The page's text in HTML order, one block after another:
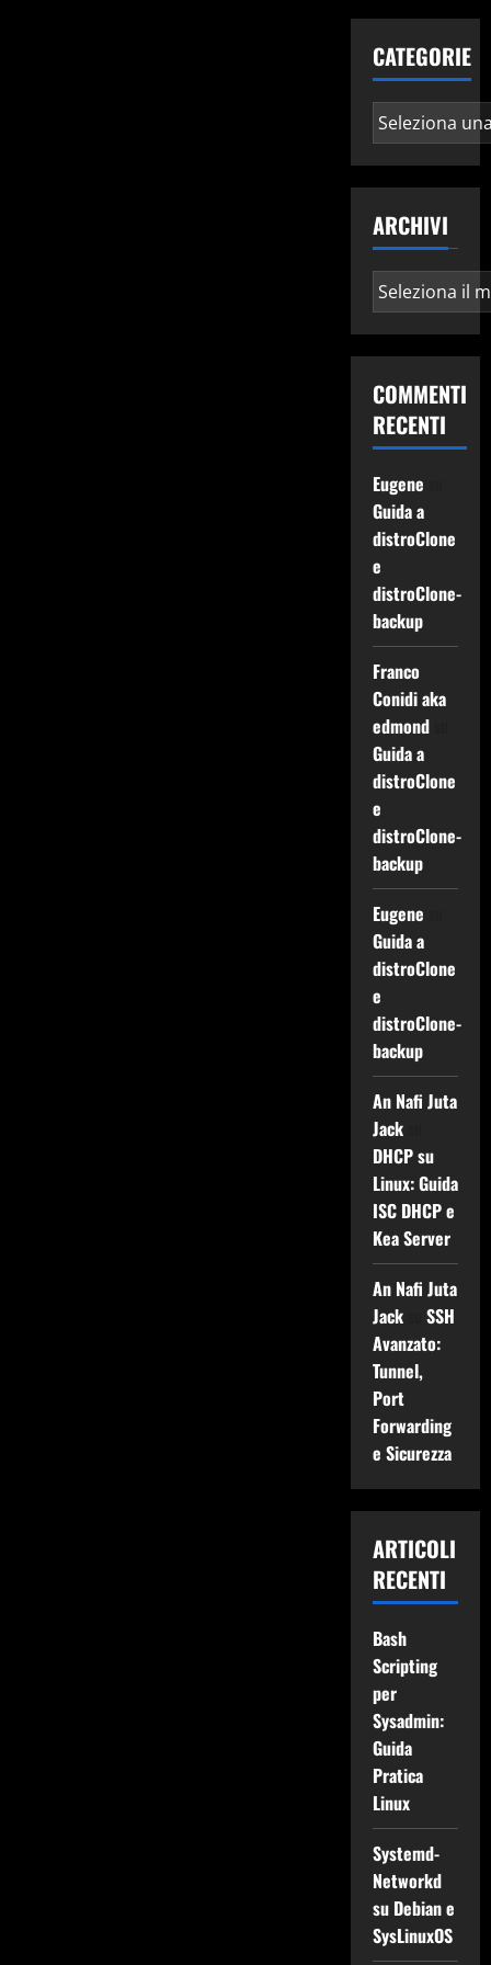
CATEGORIE
Categorie
ARCHIVI
Archivi
COMMENTI
RECENTI
Eugene
Guida a
distroClone
e
distroClone-
backup
Franco
Conidi aka
edmondsu
Guida a
distroClone
e
distroClone-
backup
Eugene
Guida a
distroClone
e
distroClone-
backup
An Nafi Juta
Jacksu
DHCP su
Linux: Guida
ISC DHCP e
Kea Server
An Nafi Juta
Jacksu SSH
Avanzato:
Tunnel,
Port
Forwarding
e Sicurezza
ARTICOLI
RECENTI
Bash
Scripting
per
Sysadmin:
Guida
Pratica
Linux
Systemd-
Networkd
su Debian e
SysLinuxOS